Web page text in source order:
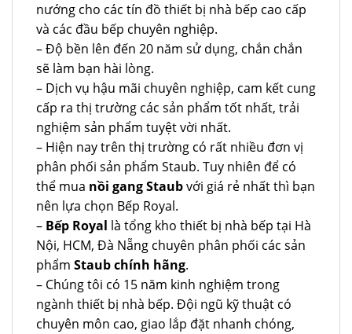
nướng cho các tín đồ thiết bị nhà bếp cao cấp
và các đầu bếp chuyên nghiệp.
– Độ bền lên đến 20 năm sử dụng, chắn chắn
sẽ làm bạn hài lòng.
– Dịch vụ hậu mãi chuyên nghiệp, cam kết cung
cấp ra thị trường các sản phẩm tốt nhất, trải
nghiệm sản phẩm tuyệt vời nhất.
– Hiện nay trên thị trường có rất nhiều đơn vị
phân phối sản phẩm Staub. Tuy nhiên để có
thể mua nồi gang Staubvới giá rẻ nhất thì bạn
nên lựa chọn Bếp Royal.
– Bếp Royal là tổng kho thiết bị nhà bếp tại Hà
Nội, HCM, Đà Nẵng chuyên phân phối các sản
phẩm Staub chính hãng.
– Chúng tôi có 15 năm kinh nghiệm trong
ngành thiết bị nhà bếp. Đội ngũ kỹ thuật có
chuyên môn cao, giao lắp đặt nhanh chóng,